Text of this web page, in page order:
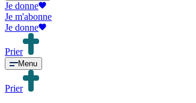
Je donne
Je m'abonne
Je donne
Prier
Menu
Prier